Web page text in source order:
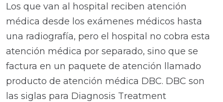
Los que van al hospital reciben atención
médica desde los exámenes médicos hasta
una radiografía, pero el hospital no cobra esta
atención médica por separado, sino que se
factura en un paquete de atención llamado
producto de atención médica DBC. DBC son
las siglas para Diagnosis Treatment